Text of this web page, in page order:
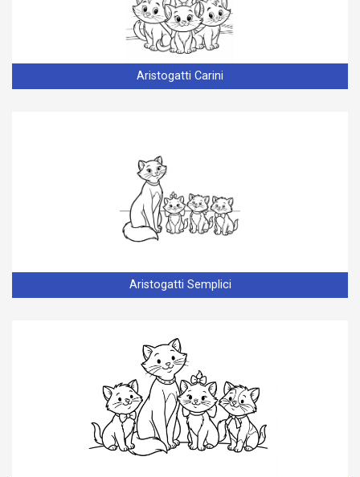
Aristogatti Carini
Aristogatti Semplici